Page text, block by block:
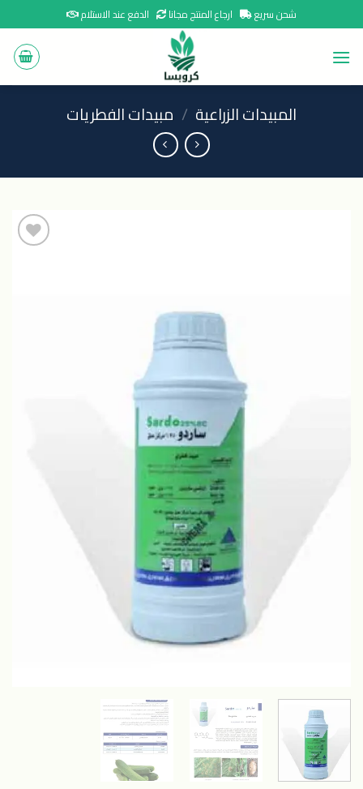
to
content
شحن سريع ارجاع المنتج مجانا الدفع عند الاستلام
المبيدات الزراعية / مبيدات الفطريات